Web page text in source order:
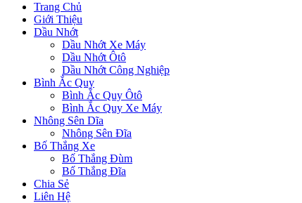
Trang Chủ
Giới Thiệu
Dầu Nhớt
Dầu Nhớt Xe Máy
Dầu Nhớt Ôtô
Dầu Nhớt Công Nghiệp
Bình Ắc Quy
Bình Ắc Quy Ôtô
Bình Ắc Quy Xe Máy
Nhông Sên Dĩa
Nhông Sên Đĩa
Bố Thắng Xe
Bố Thắng Đùm
Bố Thắng Đĩa
Chia Sẻ
Liên Hệ